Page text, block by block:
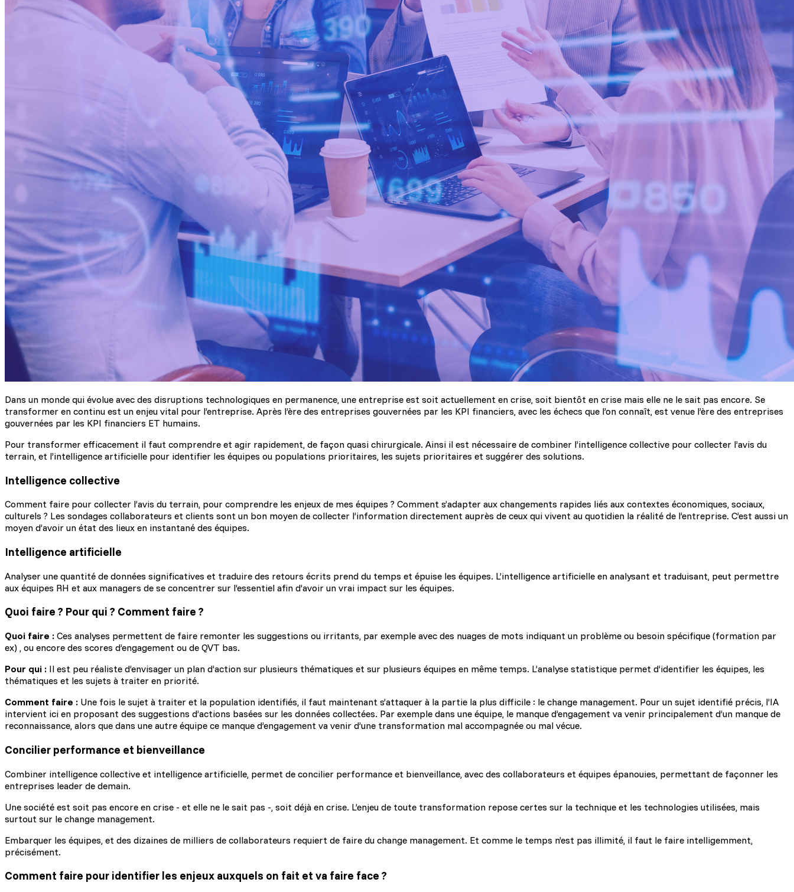
Dans un monde qui évolue avec des disruptions technologiques en permanence, une entreprise est soit actuellement en crise, soit bientôt en crise mais elle ne le sait pas encore. Se
transformer en continu est un enjeu vital pour l’entreprise. Après l’ère des entreprises gouvernées par les KPI financiers, avec les échecs que l’on connaît, est venue l’ère des entreprises
gouvernées par les KPI financiers ET humains.
Pour transformer efficacement il faut comprendre et agir rapidement, de façon quasi chirurgicale. Ainsi il est nécessaire de combiner l’intelligence collective pour collecter l’avis du
terrain, et l’intelligence artificielle pour identifier les équipes ou populations prioritaires, les sujets prioritaires et suggérer des solutions.
Intelligence collective
Comment faire pour collecter l’avis du terrain, pour comprendre les enjeux de mes équipes ? Comment s’adapter aux changements rapides liés aux contextes économiques, sociaux,
culturels ? Les sondages collaborateurs et clients sont un bon moyen de collecter l’information directement auprès de ceux qui vivent au quotidien la réalité de l’entreprise. C’est aussi un
moyen d’avoir un état des lieux en instantané des équipes.
Intelligence artificielle
Analyser une quantité de données significatives et traduire des retours écrits prend du temps et épuise les équipes. L’intelligence artificielle en analysant et traduisant, peut permettre
aux équipes RH et aux managers de se concentrer sur l’essentiel afin d’avoir un vrai impact sur les équipes.
Quoi faire ? Pour qui ? Comment faire ?
Quoi faire : Ces analyses permettent de faire remonter les suggestions ou irritants, par exemple avec des nuages de mots indiquant un problème ou besoin spécifique (formation par
ex) , ou encore des scores d’engagement ou de QVT bas.
Pour qui : Il est peu réaliste d’envisager un plan d’action sur plusieurs thématiques et sur plusieurs équipes en même temps. L’analyse statistique permet d’identifier les équipes, les
thématiques et les sujets à traiter en priorité.
Comment faire : Une fois le sujet à traiter et la population identifiés, il faut maintenant s’attaquer à la partie la plus difficile : le change management. Pour un sujet identifié précis, l’IA
intervient ici en proposant des suggestions d’actions basées sur les données collectées. Par exemple dans une équipe, le manque d’engagement va venir principalement d’un manque de
reconnaissance, alors que dans une autre équipe ce manque d’engagement va venir d’une transformation mal accompagnée ou mal vécue.
Concilier performance et bienveillance
Combiner intelligence collective et intelligence artificielle, permet de concilier performance et bienveillance, avec des collaborateurs et équipes épanouies, permettant de façonner les
entreprises leader de demain.
Une société est soit pas encore en crise - et elle ne le sait pas -, soit déjà en crise. L’enjeu de toute transformation repose certes sur la technique et les technologies utilisées, mais
surtout sur le change management.
Embarquer les équipes, et des dizaines de milliers de collaborateurs requiert de faire du change management. Et comme le temps n’est pas illimité, il faut le faire intelligemment,
précisément.
Comment faire pour identifier les enjeux auxquels on fait et va faire face ?